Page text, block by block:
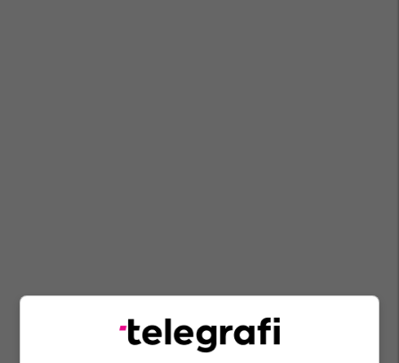
Bayern Munich
Joao Neres